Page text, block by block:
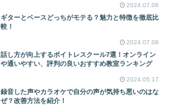
2024.07.06
ギターとベースどっちがモテる？魅力と特徴を徹底比
較！
2024.07.06
話し方が向上するボイトレスクール7選！オンライン
や通いやすい、評判の良いおすすめ教室ランキング
2024.05.17
録音した声やカラオケで自分の声が気持ち悪いのはな
ぜ？改善方法を紹介！